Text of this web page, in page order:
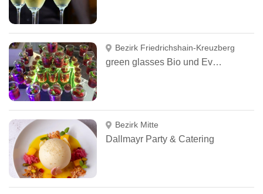
Bezirk Friedrichshain-Kreuzberg
green glasses Bio und Event Catering Berlin
Bezirk Mitte
Dallmayr Party & Catering